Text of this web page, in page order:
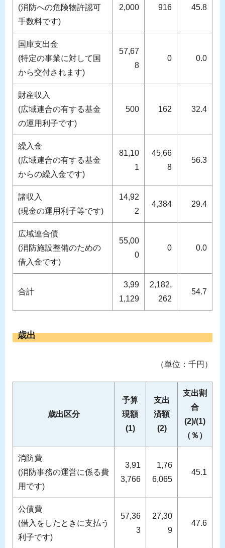
(消防への危険物許認可
手数料です)
2,000 916 45.8
国庫支出金
(特定の事業に対して国
から交付されます)
57,67
8
0 0.0
財産収入
(広域連合の有する基金
の運用利子です)
500 162 32.4
繰入金
(広域連合の有する基金
からの繰入金です)
81,10
1
45,66
8
56.3
諸収入
(現金の運用利子等です)
14,92
2
4,384 29.4
広域連合債
(消防施設整備のための
借入金です)
55,00
0
0 0.0
合計
3,99
1,129
2,182,
262
54.7
歳出
（単位：千円）
歳出区分
予算
現額
(1)
支出
済額
(2)
支出割
合
(2)/(1)
（％）
消防費
(消防事務の運営に係る費
用です)
3,91
3,766
1,76
6,065
45.1
公債費
(借入をしたときに支払う
利子です)
57,36
3
27,30
9
47.6